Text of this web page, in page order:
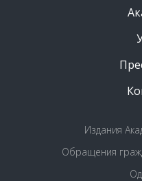
Издания
Обращения